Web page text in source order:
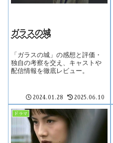
ガラスの城
「ガラスの城」の感想と評価・
独自の考察を交え、キャストや
配信情報を徹底レビュー。
2024.01.28 2025.06.10
ドラマ